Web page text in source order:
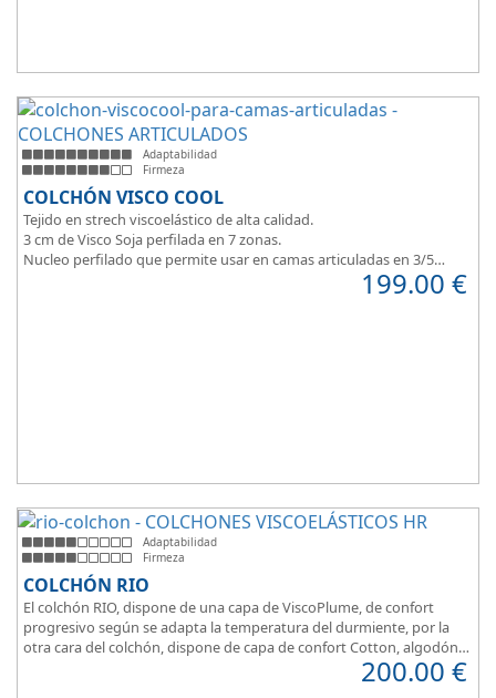
Adaptabilidad
Firmeza
COLCHÓN VISCO COOL
Tejido en strech viscoelástico de alta calidad.
3 cm de Visco Soja perfilada en 7 zonas.
Nucleo perfilado que permite usar en camas articuladas en 3/5
199.00 €
Adaptabilidad
Firmeza
COLCHÓN RIO
El colchón RIO, dispone de una capa de ViscoPlume, de confort
progresivo según se adapta la temperatura del durmiente, por la
otra cara del colchón, dispone de capa de confort Cotton, algodón
100% que brinda una sensación de confort inmediata.200.00 €